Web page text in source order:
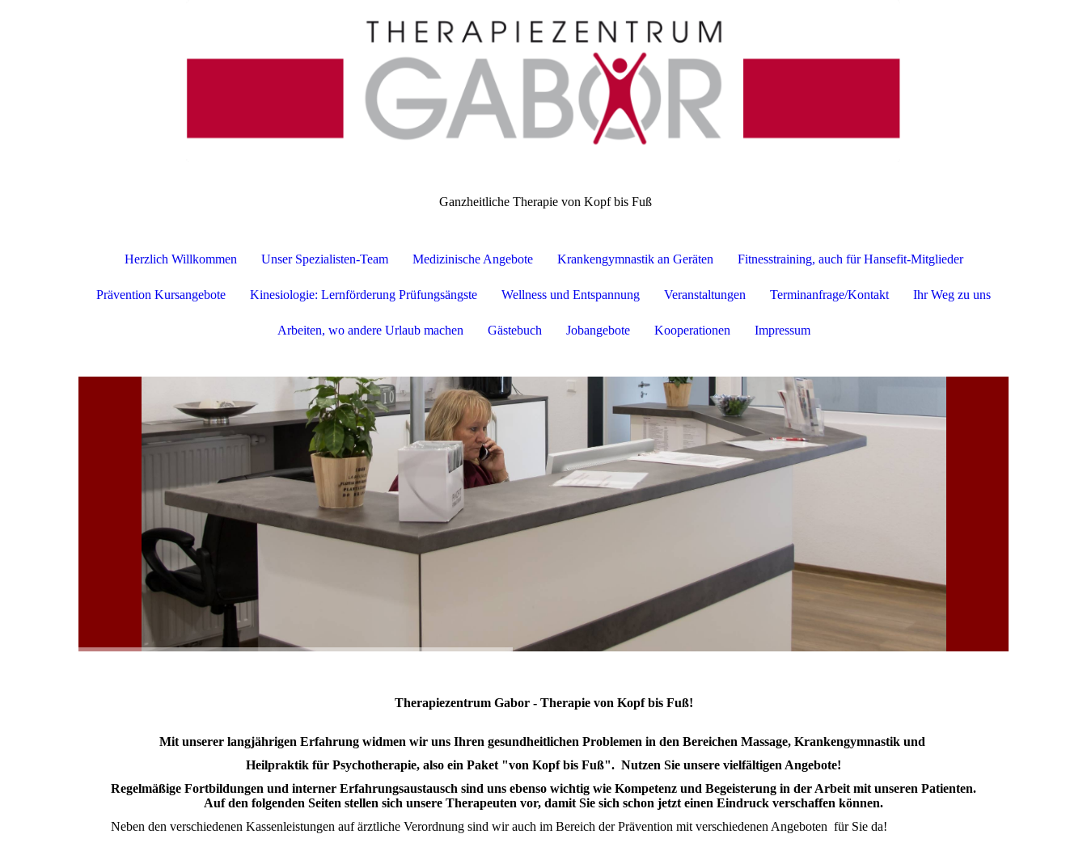
Ganzheitliche Therapie von Kopf bis Fuß
Herzlich Willkommen Unser Spezialisten-Team Medizinische Angebote Krankengymnastik an Geräten Fitnesstraining, auch für Hansefit-Mitglieder
Prävention Kursangebote Kinesiologie: Lernförderung Prüfungsängste Wellness und Entspannung Veranstaltungen Terminanfrage/Kontakt Ihr Weg zu uns
Arbeiten, wo andere Urlaub machen Gästebuch Jobangebote Kooperationen Impressum
Therapiezentrum Gabor - Therapie von Kopf bis Fuß!
Mit unserer langjährigen Erfahrung widmen wir uns Ihren gesundheitlichen Problemen in den Bereichen Massage, Krankengymnastik und
Heilpraktik für Psychotherapie, also ein Paket "von Kopf bis Fuß". Nutzen Sie unsere vielfältigen Angebote!
Regelmäßige Fortbildungen und interner Erfahrungsaustausch sind uns ebenso wichtig wie Kompetenz und Begeisterung in der Arbeit mit unseren Patienten.
Auf den folgenden Seiten stellen sich unsere Therapeuten vor, damit Sie sich schon jetzt einen Eindruck verschaffen können.
Neben den verschiedenen Kassenleistungen auf ärztliche Verordnung sind wir auch im Bereich der Prävention mit verschiedenen Angeboten für Sie da!